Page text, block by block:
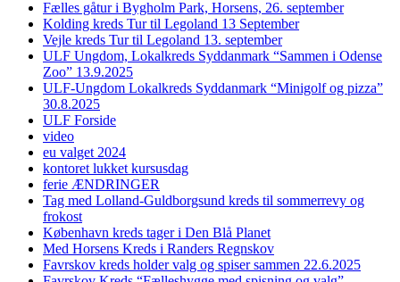
Fælles gåtur i Bygholm Park, Horsens, 26. september
Kolding kreds Tur til Legoland 13 September
Vejle kreds Tur til Legoland 13. september
ULF Ungdom, Lokalkreds Syddanmark “Sammen i Odense
Zoo” 13.9.2025
ULF-Ungdom Lokalkreds Syddanmark “Minigolf og pizza”
30.8.2025
ULF Forside
video
eu valget 2024
kontoret lukket kursusdag
ferie ÆNDRINGER
Tag med Lolland-Guldborgsund kreds til sommerrevy og
frokost
København kreds tager i Den Blå Planet
Med Horsens Kreds i Randers Regnskov
Favrskov kreds holder valg og spiser sammen 22.6.2025